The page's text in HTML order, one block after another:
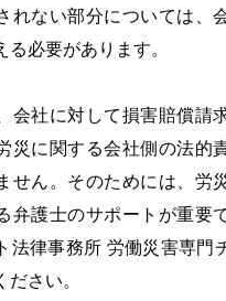
れない部分については、
る必要があります。
会社に対して損害賠償請
災に関する会社側の法的
せん。そのためには、労
弁護士のサポートが重要
法律事務所 労働災害専門
ださい。